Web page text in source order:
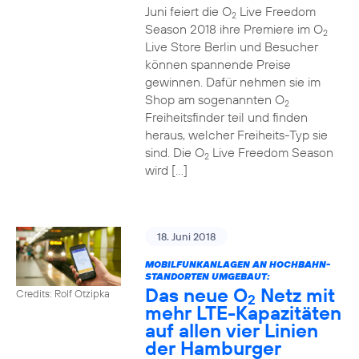
Juni feiert die O2Live Freedom
Season 2018 ihre Premiere im O2
Live Store Berlin und Besucher
können spannende Preise
gewinnen. Dafür nehmen sie im
Shop am sogenannten O2
Freiheitsfinder teil und finden
heraus, welcher Freiheits-Typ sie
sind. Die O2Live Freedom Season
wird […]
Credits: Rolf Otzipka
18. Juni 2018
MOBILFUNKANLAGEN AN HOCHBAHN-
STANDORTEN UMGEBAUT:
Das neue O2 Netz mit
mehr LTE-Kapazitäten
auf allen vier Linien
der Hamburger